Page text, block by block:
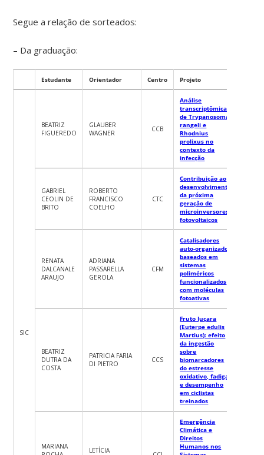
Segue a relação de sorteados:
– Da graduação:
Estudante Orientador Centro Projeto
SIC
BEATRIZ
FIGUEREDO
GLAUBER
WAGNER
CCB
Análise
transcriptômica
de Trypanosoma
rangeli e
Rhodnius
prolixus no
contexto da
infecção
GABRIEL
CEOLIN DE
BRITO
ROBERTO
FRANCISCO
COELHO
CTC
Contribuição ao
desenvolvimento
da próxima
geração de
microinversores
fotovoltaicos
RENATA
DALCANALE
ARAUJO
ADRIANA
PASSARELLA
GEROLA
CFM
Catalisadores
auto-organizados
baseados em
sistemas
poliméricos
funcionalizados
com moléculas
fotoativas
BEATRIZ
DUTRA DA
COSTA
PATRICIA FARIA
DI PIETRO
CCS
Fruto Juçara
(Euterpe edulis
Martius): efeito
da ingestão
sobre
biomarcadores
do estresse
oxidativo, fadiga
e desempenho
em ciclistas
treinados
MARIANA
LETÍCIA
Emergência
Climática e
Direitos
Humanos nos